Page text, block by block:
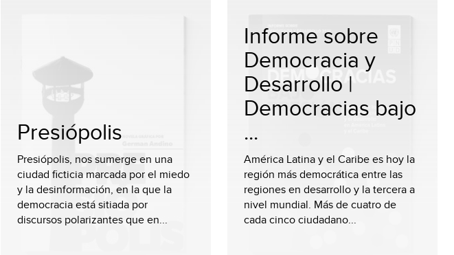
Presiópolis
Presiópolis, nos sumerge en una
ciudad ficticia marcada por el miedo
y la desinformación, en la que la
democracia está sitiada por
discursos polarizantes que en...
Informe sobre
Democracia y
Desarrollo |
Democracias bajo
...
América Latina y el Caribe es hoy la
región más democrática entre las
regiones en desarrollo y la tercera a
nivel mundial. Más de cuatro de
cada cinco ciudadano...